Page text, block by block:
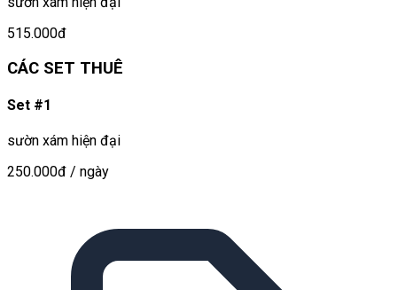
515.000đ
CÁC SET THUÊ
Set #1
sườn xám hiện đại
250.000đ / ngày